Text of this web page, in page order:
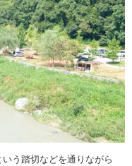
う踏切などを通りながら